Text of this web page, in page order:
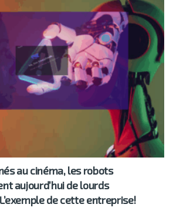
au cinéma, les robots
aujourd’hui de lourds
de cette entreprise!